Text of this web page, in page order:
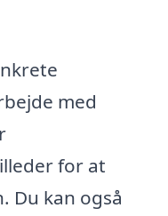
med
for at
Du kan også